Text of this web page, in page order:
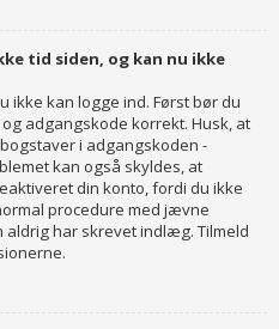
tid siden, og kan nu ikke
ikke kan logge ind. Først bør du
adgangskode korrekt. Husk, at
i adgangskoden -
kan også skyldes, at
din konto, fordi du ikke
procedure med jævne
har skrevet indlæg. Tilmeld